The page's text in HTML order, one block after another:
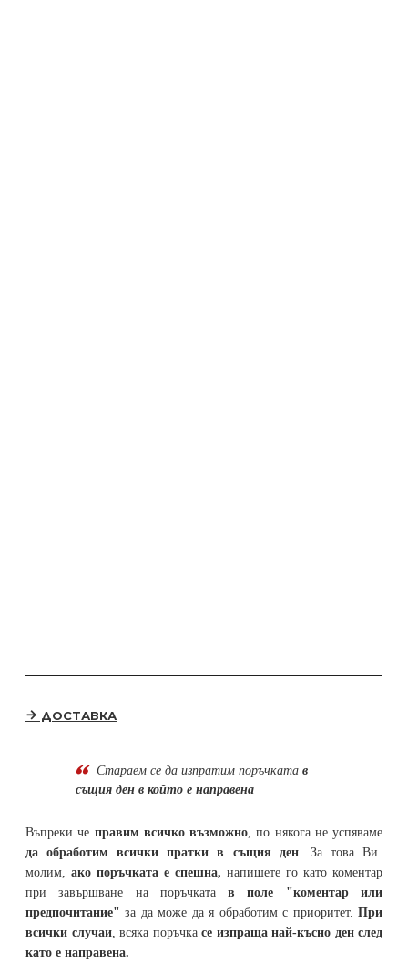
ДОСТАВКА
Стараем се да изпратим поръчката в
същия ден в който е направена
Въпреки че правим всичко възможно, по някога не успяваме
да обработим всички пратки в същия ден. За това Ви
молим, ако поръчката е спешна, напишете го като коментар
при завършване на поръчкатав поле "коментар или
предпочитание" за да може да я обработим с приоритет. При
всички случаи, всяка поръчка се изпраща най-късно ден след
като е направена.